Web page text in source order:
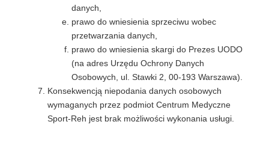
danych,
prawo do wniesienia sprzeciwu wobec
przetwarzania danych,
prawo do wniesienia skargi do Prezes UODO
(na adres Urzędu Ochrony Danych
Osobowych, ul. Stawki 2, 00-193 Warszawa).
Konsekwencją niepodania danych osobowych
wymaganych przez podmiot Centrum Medyczne
Sport-Reh jest brak możliwości wykonania usługi.